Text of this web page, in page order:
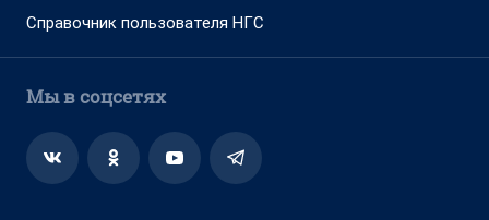
Справочник пользователя НГС
Мы в соцсетях